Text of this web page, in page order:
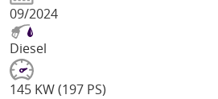
09/2024
Diesel
145 KW (197 PS)